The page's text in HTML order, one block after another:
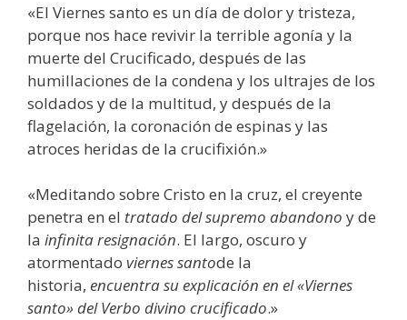
«El Viernes santo es un día de dolor y tristeza,
porque nos hace revivir la terrible agonía y la
muerte del Crucificado, después de las
humillaciones de la condena y los ultrajes de los
soldados y de la multitud, y después de la
flagelación, la coronación de espinas y las
atroces heridas de la crucifixión.»
«Meditando sobre Cristo en la cruz, el creyente
penetra en el tratado del supremo abandono y de
la infinita resignación. El largo, oscuro y
atormentado viernes santode la
historia, encuentra su explicación en el «Viernes
santo» del Verbo divino crucificado.»